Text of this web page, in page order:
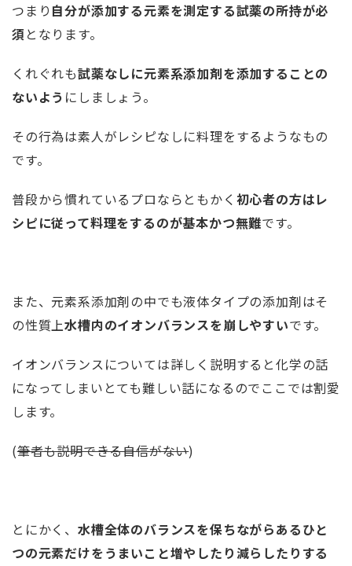
つまり 自分が添加する元素を測定する試薬の所持が必
須 となります。
くれぐれも試薬なしに元素系添加剤を添加することの
ないよう にしましょう。
その行為は素人がレシピなしに料理をするようなもの
です。
普段から慣れているプロならともかく 初心者の方はレ
シピに従って料理をするのが基本かつ無難です。
また、元素系添加剤の中でも液体タイプの添加剤はそ
の性質上水槽内のイオンバランスを崩しやすいです。
イオンバランスについては詳しく説明すると化学の話
になってしまいとても難しい話になるのでここでは割愛
します。
(筆者も説明できる自信がない)
とにかく、 水槽全体のバランスを保ちながらあるひと
つの元素だけをうまいこと増やしたり減らしたりする